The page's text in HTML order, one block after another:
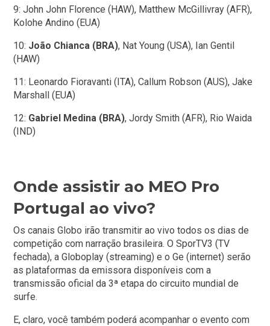
9: John John Florence (HAW), Matthew McGillivray (AFR),
Kolohe Andino (EUA)
10: João Chianca (BRA), Nat Young (USA), Ian Gentil
(HAW)
11: Leonardo Fioravanti (ITA), Callum Robson (AUS), Jake
Marshall (EUA)
12: Gabriel Medina (BRA), Jordy Smith (AFR), Rio Waida
(IND)
Onde assistir ao MEO Pro
Portugal ao vivo?
Os canais Globo irão transmitir ao vivo todos os dias de
competição com narração brasileira. O SporTV3 (TV
fechada), a Globoplay (streaming) e o Ge (internet) serão
as plataformas da emissora disponíveis com a
transmissão oficial da 3ª etapa do circuito mundial de
surfe.
E, claro, você também poderá acompanhar o evento com